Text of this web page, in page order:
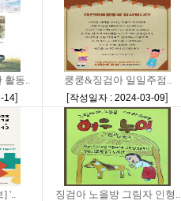
활동..
14]
쿵쿵&징검아 일일주점..
[작성일자 : 2024-03-09]
] '..
징검아 노을방 그림자 인형..